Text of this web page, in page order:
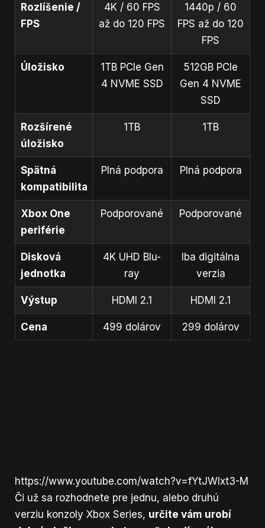
Rozlíšenie /
FPS
4K / 60 FPS
až do 120 FPS
1440p / 60
FPS až do 120
FPS
Úložisko
1TB PCIe Gen
4 NVME SSD
512GB PCIe
Gen 4 NVME
SSD
Rozšírené
úložisko
1TB 1TB
Spätná
kompatibilita
Plná podpora Plná podpora
Xbox One
periférie
Podporované Podporované
Disková
jednotka
4K UHD Blu-
ray
Iba digitálna
verzia
Výstup HDMI 2.1 HDMI 2.1
Cena 499 dolárov 299 dolárov
https://www.youtube.com/watch?v=fYtJWIxt3-M
Či už sa rozhodnete pre jednu, alebo druhú
verziu konzoly Xbox Series, určite vám urobí